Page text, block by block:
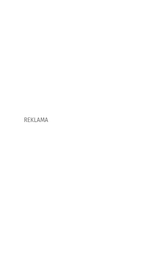
REKLAMA